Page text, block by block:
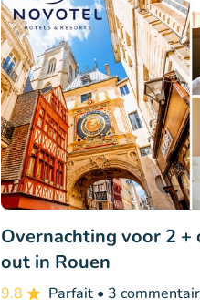
Overnachting voor 2
out in Rouen
9.8 Parfait • 3